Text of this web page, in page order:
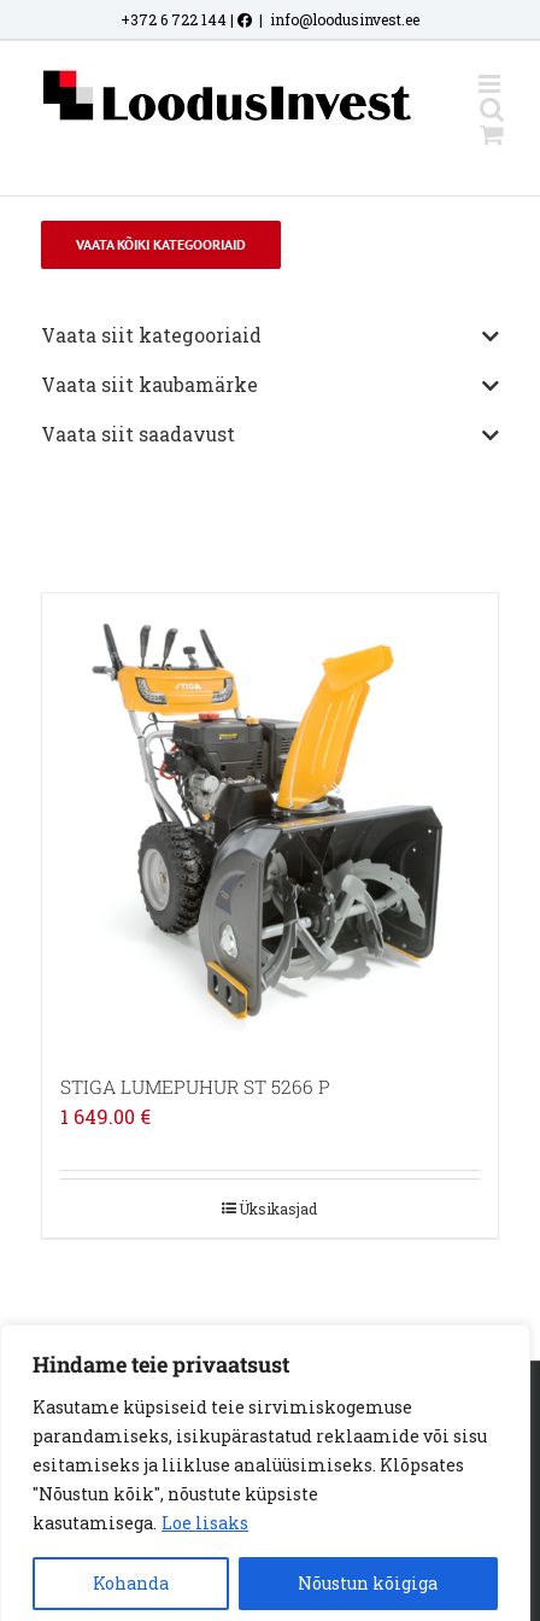
Hindame teie privaatsust
Kasutame küpsiseid teie sirvimiskogemuse
parandamiseks, isikupärastatud reklaamide või sisu
esitamiseks ja liikluse analüüsimiseks. Klõpsates
"Nõustun kõik", nõustute küpsiste
kasutamisega. Loe lisaks
Kohanda Nõustun kõigiga
to
content
+372 6 722 144| | info@loodusinvest.ee
STIGA LUMEPUHUR ST 5266 P
1 649.00 €
Üksikasjad
VAATA KÕIKI KATEGOORIAID
Vaata siit kategooriaid
Vaata siit kaubamärke
Vaata siit saadavust
AS Loodus Invest | Viljandi mnt. 18a | 11216 Tallinn
+372 6722 123
info@loodusinvest.ee
© Copyright 2023 | Loodus Invest AS | All Rights Reserved |
E-POE MÜÜGITINGIMUSED
PRIVAATSUSPOLIITIKA
KÜPSISED
Facebook